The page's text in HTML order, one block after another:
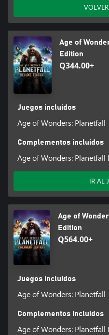
Age of
Edition
Q344.00+
Juegos incluidos
Age of Wonders: Planetfall
Complementos incluidos
Age of Wonders:
IR AL
Age of
Edition
Q564.00+
Juegos incluidos
Age of Wonders: Planetfall
Complementos incluidos
Age of Wonders: